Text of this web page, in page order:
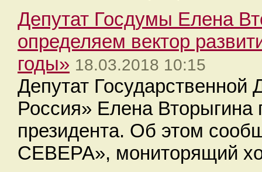
Депутат Госдумы Елена
определяем вектор
годы» 18.03.2018 10:15
Депутат
Россия» Елена Вторыгина
президента. Об этом
СЕВЕРА», мониторящий